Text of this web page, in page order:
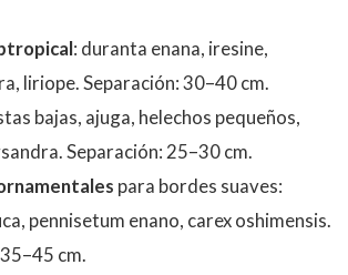
: duranta enana, iresine,
liriope. Separación: 30–40 cm.
bajas, ajuga, helechos pequeños,
Separación: 25–30 cm.
para bordes suaves:
pennisetum enano, carex oshimensis.
cm.